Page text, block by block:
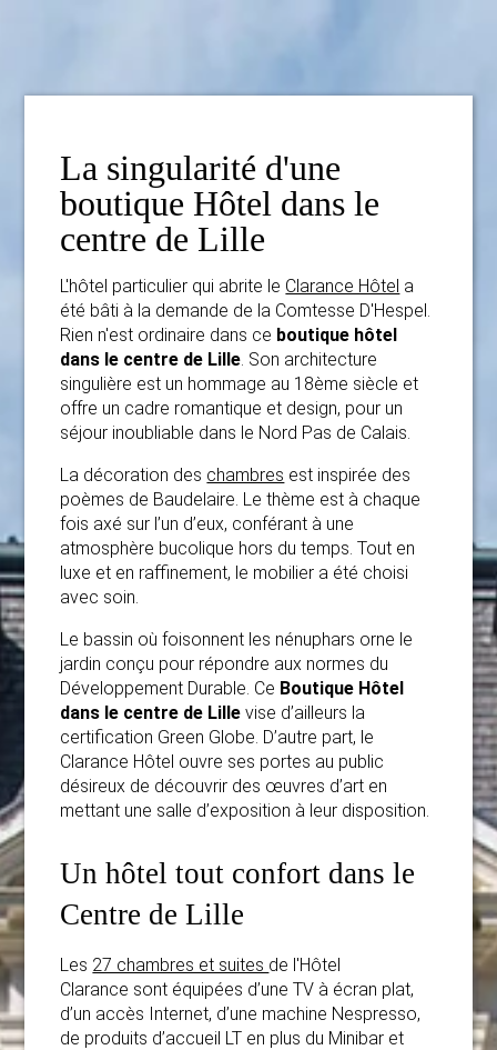
La singularité d'une
boutique Hôtel dans le
centre de Lille
L'hôtel particulier qui abrite le Clarance Hôtel a
été bâti à la demande de la Comtesse D'Hespel.
Rien n'est ordinaire dans ce boutique hôtel
dans le centre de Lille. Son architecture
singulière est un hommage au 18ème siècle et
offre un cadre romantique et design, pour un
séjour inoubliable dans le Nord Pas de Calais.
La décoration des chambres est inspirée des
poèmes de Baudelaire. Le thème est à chaque
fois axé sur l’un d’eux, conférant à une
atmosphère bucolique hors du temps. Tout en
luxe et en raffinement, le mobilier a été choisi
avec soin.
Le bassin où foisonnent les nénuphars orne le
jardin conçu pour répondre aux normes du
Développement Durable. Ce Boutique Hôtel
dans le centre de Lille vise d’ailleurs la
certification Green Globe. D’autre part, le
Clarance Hôtel ouvre ses portes au public
désireux de découvrir des œuvres d’art en
mettant une salle d’exposition à leur disposition.
Un hôtel tout confort dans le
Centre de Lille
Les 27 chambres et suites de l'Hôtel
Clarance sont équipées d’une TV à écran plat,
d’un accès Internet, d’une machine Nespresso,
de produits d’accueil LT en plus du Minibar et